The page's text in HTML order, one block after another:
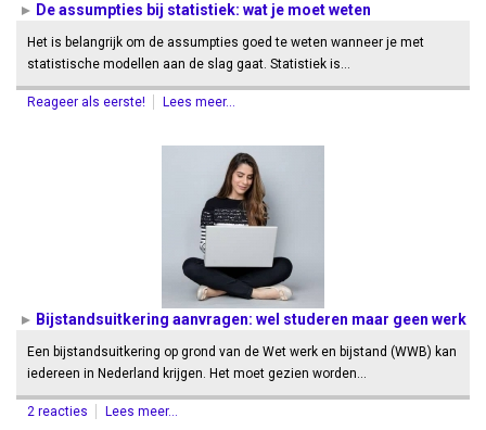
De assumpties bij statistiek: wat je moet weten
Het is belangrijk om de assumpties goed te weten wanneer je met
statistische modellen aan de slag gaat. Statistiek is…
Reageer als eerste! Lees meer...
Bijstandsuitkering aanvragen: wel studeren maar geen werk
Een bijstandsuitkering op grond van de Wet werk en bijstand (WWB) kan
iedereen in Nederland krijgen. Het moet gezien worden…
2 reacties Lees meer...